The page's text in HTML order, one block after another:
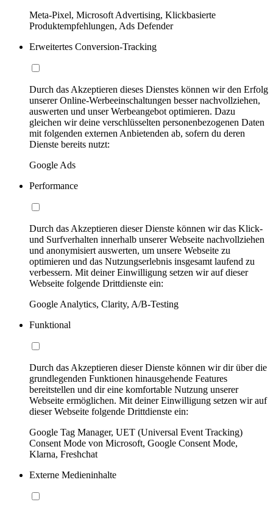
Meta-Pixel, Microsoft Advertising, Klickbasierte
Produktempfehlungen, Ads Defender
Erweitertes Conversion-Tracking
Durch das Akzeptieren dieses Dienstes können wir den Erfolg
unserer Online-Werbeeinschaltungen besser nachvollziehen,
auswerten und unser Werbeangebot optimieren. Dazu
gleichen wir deine verschlüsselten personenbezogenen Daten
mit folgenden externen Anbietenden ab, sofern du deren
Dienste bereits nutzt:
Google Ads
Performance
Durch das Akzeptieren dieser Dienste können wir das Klick-
und Surfverhalten innerhalb unserer Webseite nachvollziehen
und anonymisiert auswerten, um unsere Webseite zu
optimieren und das Nutzungserlebnis insgesamt laufend zu
verbessern. Mit deiner Einwilligung setzen wir auf dieser
Webseite folgende Drittdienste ein:
Google Analytics, Clarity, A/B-Testing
Funktional
Durch das Akzeptieren dieser Dienste können wir dir über die
grundlegenden Funktionen hinausgehende Features
bereitstellen und dir eine komfortable Nutzung unserer
Webseite ermöglichen. Mit deiner Einwilligung setzen wir auf
dieser Webseite folgende Drittdienste ein:
Google Tag Manager, UET (Universal Event Tracking)
Consent Mode von Microsoft, Google Consent Mode,
Klarna, Freshchat
Externe Medieninhalte